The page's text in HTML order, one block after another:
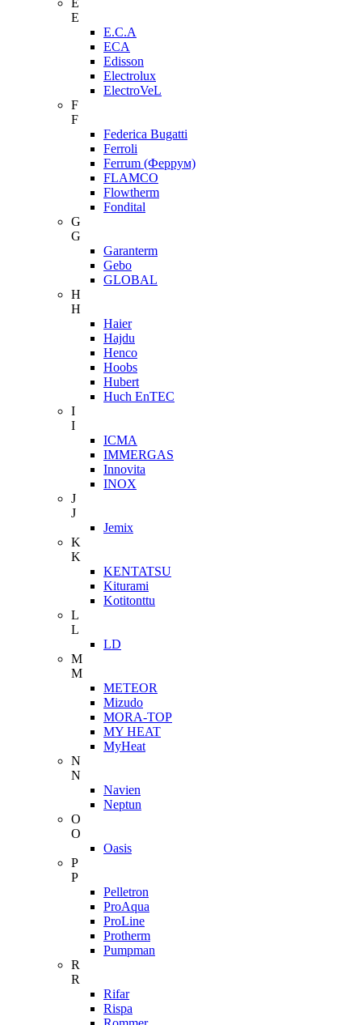
E
E
E.C.A
ECA
Edisson
Electrolux
ElectroVeL
F
F
Federica Bugatti
Ferroli
Ferrum (Феррум)
FLAMCO
Flowtherm
Fondital
G
G
Garanterm
Gebo
GLOBAL
H
H
Haier
Hajdu
Henco
Hoobs
Hubert
Huch EnTEC
I
I
ICMA
IMMERGAS
Innovita
INOX
J
J
Jemix
K
K
KENTATSU
Kiturami
Kotitonttu
L
L
LD
M
M
METEOR
Mizudo
MORA-TOP
MY HEAT
MyHeat
N
N
Navien
Neptun
O
O
Oasis
P
P
Pelletron
ProAqua
ProLine
Protherm
Pumpman
R
R
Rifar
Rispa